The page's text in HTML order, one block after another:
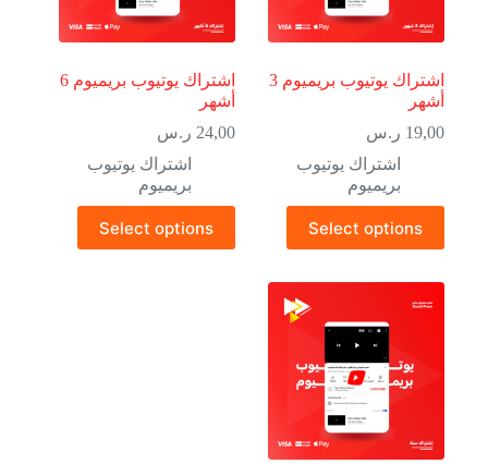
اشتراك يوتيوب بريميوم 3
أشهر
19,00 ر.س
اشتراك يوتيوب
بريميوم
Select options
اشتراك يوتيوب بريميوم 6
أشهر
24,00 ر.س
اشتراك يوتيوب
بريميوم
Select options